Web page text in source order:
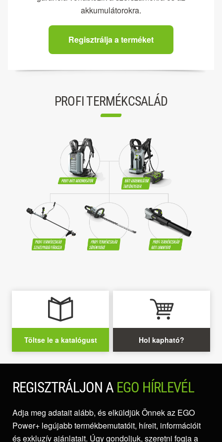
akkumulátorokra.
Regisztrálja a terméket
PROFI TERMÉKCSALÁD
Töltse le a katalógust Hol kapható?
REGISZTRÁLJON A EGO HÍRLEVÉL
Adja meg adatait alább, és elküldjük Önnek az EGO
Power+ legújabb termékbemutatóit, híreit, információit
és exkluzív ajánlatait. Úgy gondoljuk, szeretni fogja a